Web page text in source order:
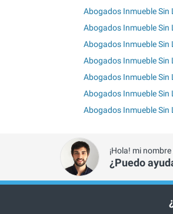
Abogados Inmueble Sin
Abogados Inmueble Sin
Abogados Inmueble Sin
Abogados Inmueble Sin
Abogados Inmueble Sin
Abogados Inmueble Sin
Abogados Inmueble Sin
¡Hola! mi
¿Puedo